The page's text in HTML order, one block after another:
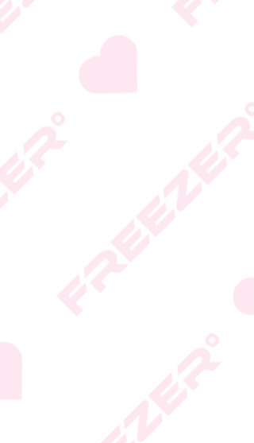
גבי האריזה
* טעות סופר בתיאור המוצר
או במחירו לא תחייב את